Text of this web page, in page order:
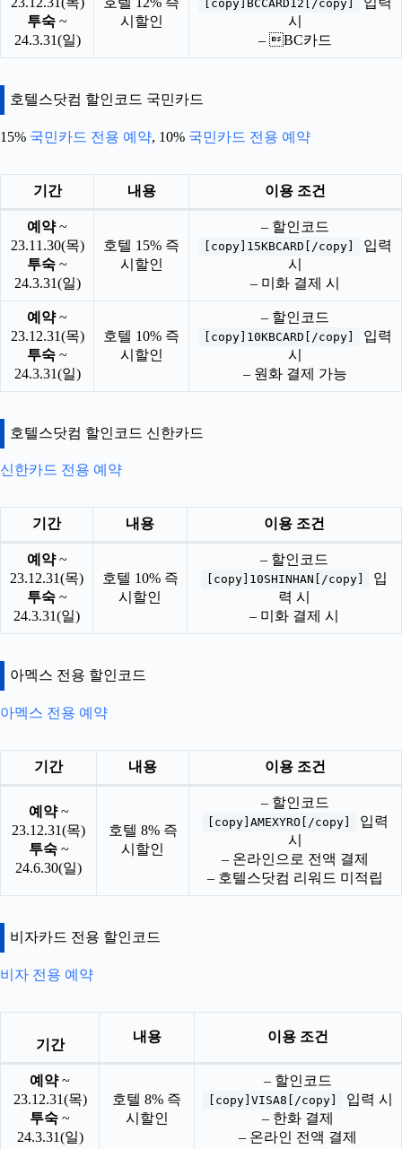
투숙 ~
24.3.31(일)
시할인
[copy]BCCARD12[/copy]
시
– BC카드
호텔스닷컴 할인코드 국민카드
15% 국민카드 전용 예약, 10% 국민카드 전용 예약
기간 내용 이용 조건
예약~
23.11.30(목)
투숙 ~
24.3.31(일)
호텔 15% 즉
시할인
– 할인코드
[copy]15KBCARD[/copy]
입력
시
– 미화 결제 시
예약~
23.12.31(목)
투숙 ~
24.3.31(일)
호텔 10% 즉
시할인
– 할인코드
[copy]10KBCARD[/copy]
입력
시
– 원화 결제 가능
호텔스닷컴 할인코드 신한카드
신한카드 전용 예약
기간 내용 이용 조건
예약~
23.12.31(목)
투숙~
24.3.31(일)
호텔 10% 즉
시할인
– 할인코드
[copy]10SHINHAN[/copy]
입
력 시
– 미화 결제 시
아멕스 전용 할인코드
아멕스 전용 예약
기간 내용 이용 조건
예약~
23.12.31(목)
투숙~
24.6.30(일)
호텔 8% 즉
시할인
– 할인코드
[copy]AMEXYRO[/copy]
입력
시
– 온라인으로 전액 결제
– 호텔스닷컴 리워드 미적립
비자카드 전용 할인코드
비자 전용 예약
기간
내용 이용 조건
예약~
23.12.31(목)
투숙 ~
24.3.31(일)
호텔 8% 즉
시할인
– 할인코드
[copy]VISA8[/copy]
입력 시
– 한화 결제
– 온라인 전액 결제